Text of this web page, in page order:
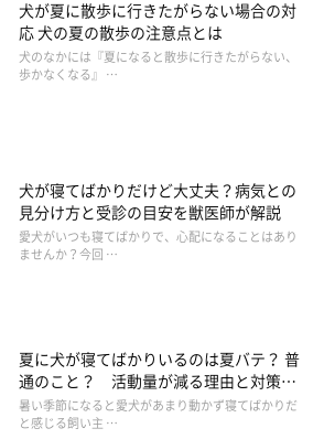
頻度は夏と同じでいいの？
犬が夏に散歩に行きたがらない場合の対
応 犬の夏の散歩の注意点とは
犬のなかには『夏になると散歩に行きたがらない、
歩かなくなる』 …
犬が寝てばかりだけど大丈夫？病気との
見分け方と受診の目安を獣医師が解説
愛犬がいつも寝てばかりで、心配になることはあり
ませんか？今回 …
夏に犬が寝てばかりいるのは夏バテ？ 普
通のこと？ 活動量が減る理由と対策と
は
暑い季節になると愛犬があまり動かず寝てばかりだ
と感じる飼い主 …